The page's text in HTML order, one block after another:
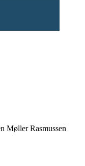
Møller Rasmussen